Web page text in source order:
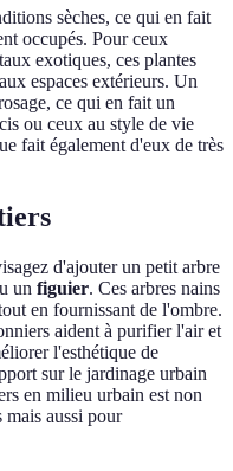
sèches, ce qui en fait
occupés. Pour ceux
exotiques, ces plantes
espaces extérieurs. Un
ce qui en fait un
ou ceux au style de vie
fait également d'eux de très
d'ajouter un petit arbre
un figuier. Ces arbres nains
en fournissant de l'ombre.
aident à purifier l'air et
l'esthétique de
sur le jardinage urbain
en milieu urbain est non
mais aussi pour